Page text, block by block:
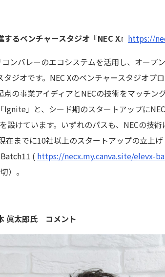
るベンチャースタジオ『NEC X』 https://
ンバレーのエコシステムを活用し、オープ
ジオです。NEC Xのベンチャースタジオプ
の事業アイディアとNECの技術をマッチン
」と、シード期のスタートアップに
けています。いずれのパスも、NECの技
在までに10社以上のスタートアップの立上
( https://necx.my.canva.site/elevx-
）。
眞太郎氏 コメント